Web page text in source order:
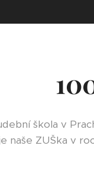
škola v
naše ZUŠka v